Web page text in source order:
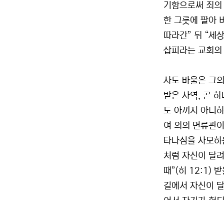
기함으로써 죄
한 그릇에 팔아
따라간” 뒤 “세
삽피라는 교회
사도 바울은 그
받은 사역, 곧
도 아끼지 아니
여 의의 면류관
타나심을 사모
처럼 자신이 달
때”(히 12:1) 받
길에서 자신이